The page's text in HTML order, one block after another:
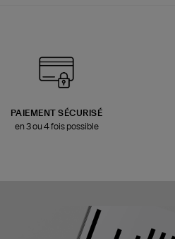
PAIEMENT SÉCURISÉ
en 3 ou 4 fois possible